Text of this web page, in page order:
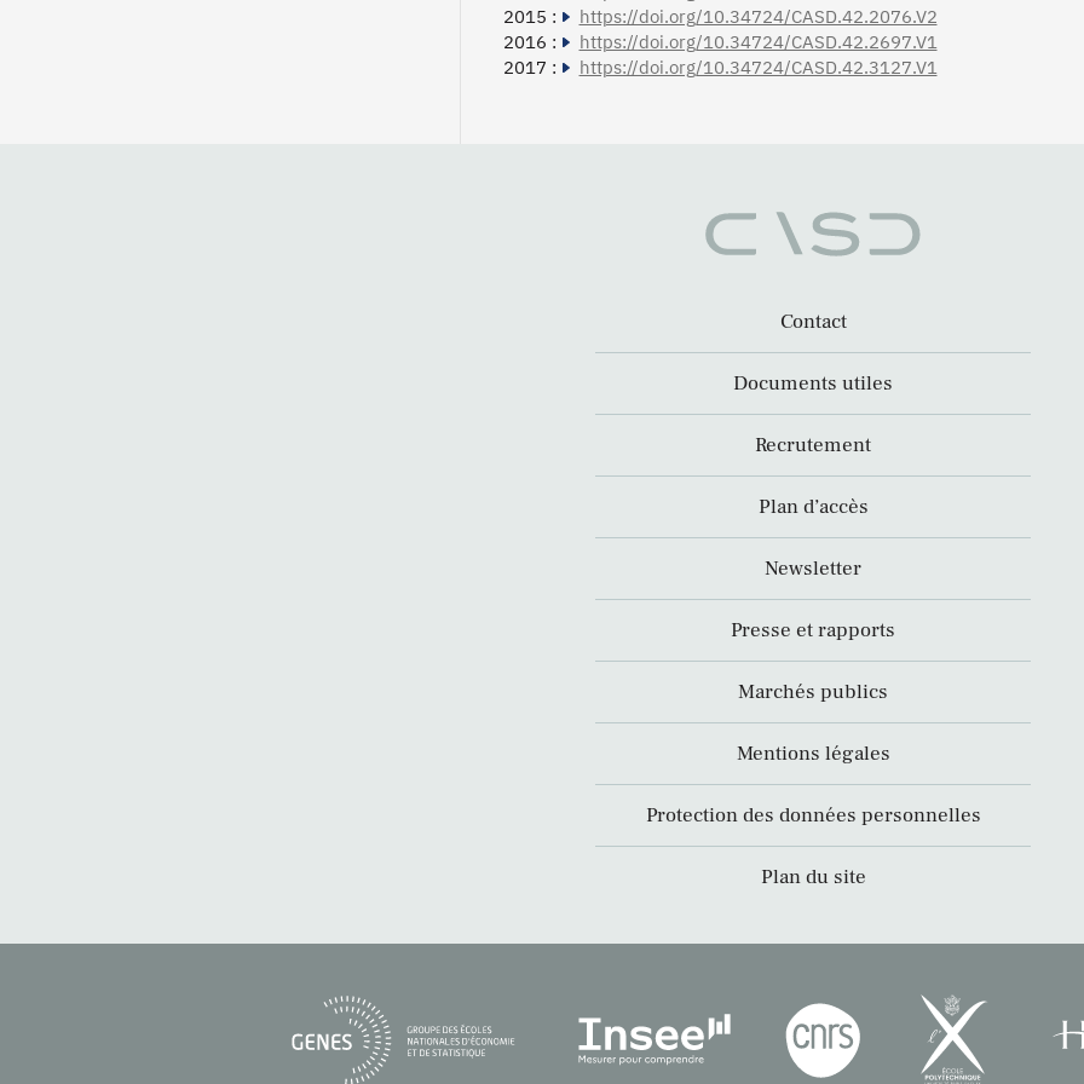
2015 :
https://doi.org/10.34724/CASD.42.2076.V2
2016 :
https://doi.org/10.34724/CASD.42.2697.V1
2017 :
https://doi.org/10.34724/CASD.42.3127.V1
Contact
Documents utiles
Recrutement
Plan d’accès
Newsletter
Presse et rapports
Marchés publics
Mentions légales
Protection des données personnelles
Plan du site